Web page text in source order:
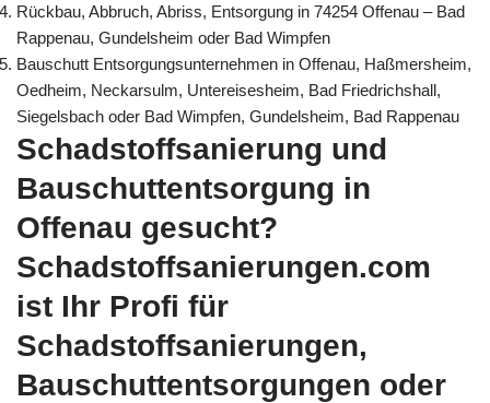
Rückbau, Abbruch, Abriss, Entsorgung in 74254 Offenau – Bad
Rappenau, Gundelsheim oder Bad Wimpfen
Bauschutt Entsorgungsunternehmen in Offenau, Haßmersheim,
Oedheim, Neckarsulm, Untereisesheim, Bad Friedrichshall,
Siegelsbach oder Bad Wimpfen, Gundelsheim, Bad Rappenau
Schadstoffsanierung und
Bauschuttentsorgung in
Offenau gesucht?
Schadstoffsanierungen.com
ist Ihr Profi für
Schadstoffsanierungen,
Bauschuttentsorgungen oder